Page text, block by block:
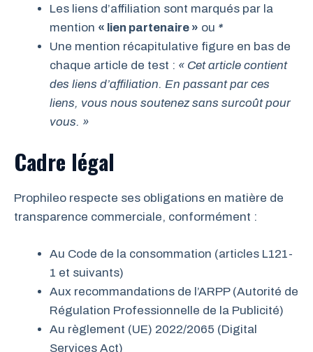
Les liens d’affiliation sont marqués par la
mention « lien partenaire » ou *
Une mention récapitulative figure en bas de
chaque article de test : « Cet article contient
des liens d’affiliation. En passant par ces
liens, vous nous soutenez sans surcoût pour
vous. »
Cadre légal
Prophileo respecte ses obligations en matière de
transparence commerciale, conformément :
Au Code de la consommation (articles L121-
1 et suivants)
Aux recommandations de l’ARPP (Autorité de
Régulation Professionnelle de la Publicité)
Au règlement (UE) 2022/2065 (Digital
Services Act)